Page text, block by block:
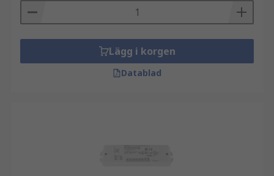
Lägg i korgen
Datablad